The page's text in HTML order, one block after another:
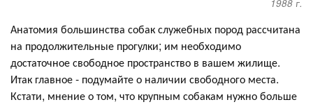
1988 г.
Анатомия большинства собак служебных пород рассчитана
на продолжительные прогулки; им необходимо
достаточное свободное пространство в вашем жилище.
Итак главное - подумайте о наличии свободного места.
Кстати, мнение о том, что крупным собакам нужно больше